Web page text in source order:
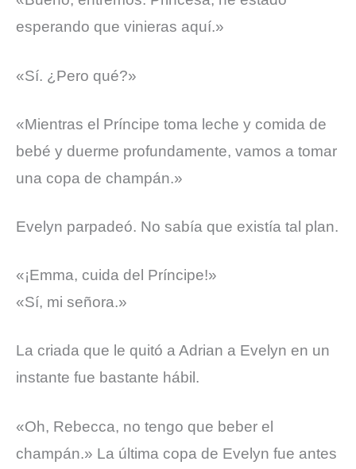
esperando que vinieras aquí.»
«Sí. ¿Pero qué?»
«Mientras el Príncipe toma leche y comida de
bebé y duerme profundamente, vamos a tomar
una copa de champán.»
Evelyn parpadeó. No sabía que existía tal plan.
«¡Emma, cuida del Príncipe!»
«Sí, mi señora.»
La criada que le quitó a Adrian a Evelyn en un
instante fue bastante hábil.
«Oh, Rebecca, no tengo que beber el
champán.» La última copa de Evelyn fue antes